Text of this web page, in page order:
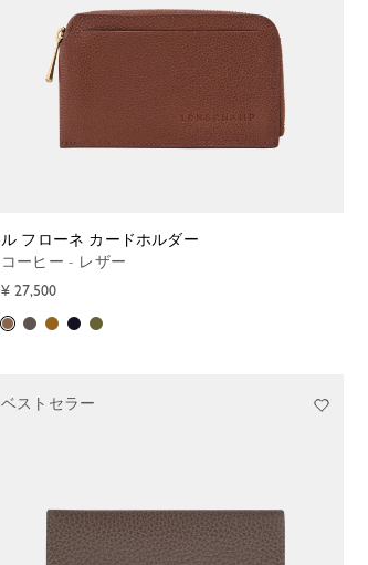
ル フローネ カードホルダー
コーヒー - レザー
¥ 27,500
ベストセラー